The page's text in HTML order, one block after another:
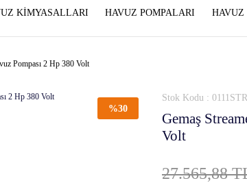
KİMYASALLARI HAVUZ POMPALARI
Pompası 2 Hp 380 Volt
%30
Stok Kodu :
Gemaş
Volt
27.565,88